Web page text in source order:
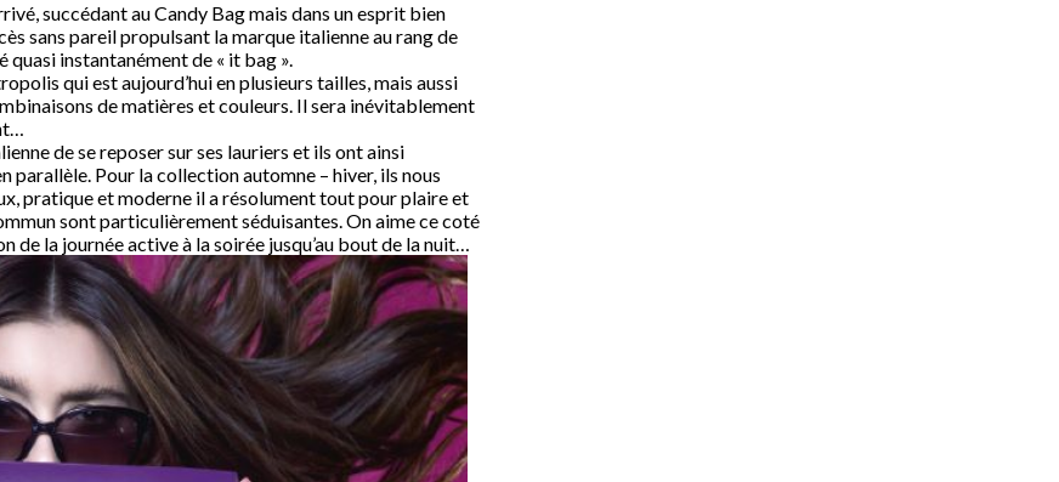
succédant au Candy Bag mais dans un esprit bien
sans pareil propulsant la marque italienne au rang de
instantanément de « it bag ».
qui est aujourd’hui en plusieurs tailles, mais aussi
de matières et couleurs. Il sera inévitablement
de se reposer sur ses lauriers et ils ont ainsi
parallèle. Pour la collection automne – hiver, ils nous
pratique et moderne il a résolument tout pour plaire et
sont particulièrement séduisantes. On aime ce coté
de la journée active à la soirée jusqu’au bout de la nuit…